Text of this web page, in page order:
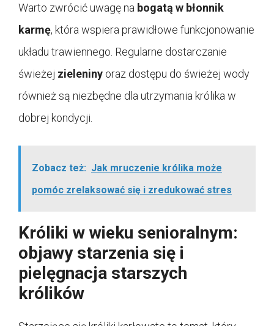
Warto zwrócić uwagę na bogatą w błonnik
karmę, która wspiera prawidłowe funkcjonowanie
układu trawiennego. Regularne dostarczanie
świeżej zieleniny oraz dostępu do świeżej wody
również są niezbędne dla utrzymania królika w
dobrej kondycji.
Zobacz też: Jak mruczenie królika może
pomóc zrelaksować się i zredukować stres
Króliki w wieku senioralnym:
objawy starzenia się i
pielęgnacja starszych
królików